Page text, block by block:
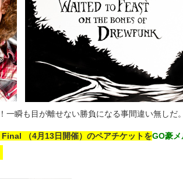
一瞬も目が離せない勝負になる事間違い無しだ。
Final （4月13日開催）のペアチケットをGO豪